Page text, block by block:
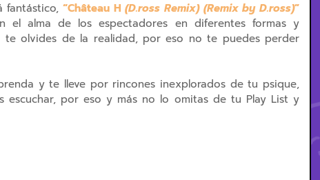
fantástico, “Château H(D.ross Remix) (Remix by D.ross)”
el alma de los espectadores en diferentes formas y
te olvides de la realidad, por eso no te puedes perder
y te lleve por rincones inexplorados de tu psique,
por eso y más no lo omitas de tu Play List y